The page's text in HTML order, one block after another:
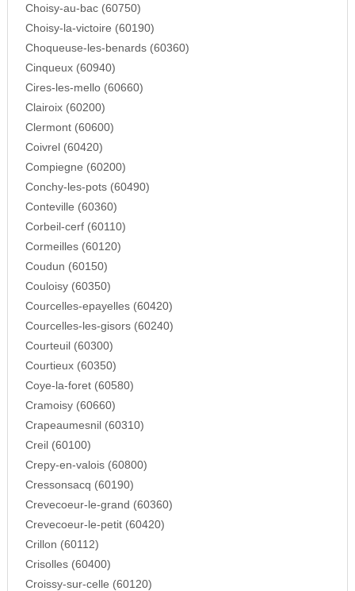
Choisy-au-bac (60750)
Choisy-la-victoire (60190)
Choqueuse-les-benards (60360)
Cinqueux (60940)
Cires-les-mello (60660)
Clairoix (60200)
Clermont (60600)
Coivrel (60420)
Compiegne (60200)
Conchy-les-pots (60490)
Conteville (60360)
Corbeil-cerf (60110)
Cormeilles (60120)
Coudun (60150)
Couloisy (60350)
Courcelles-epayelles (60420)
Courcelles-les-gisors (60240)
Courteuil (60300)
Courtieux (60350)
Coye-la-foret (60580)
Cramoisy (60660)
Crapeaumesnil (60310)
Creil (60100)
Crepy-en-valois (60800)
Cressonsacq (60190)
Crevecoeur-le-grand (60360)
Crevecoeur-le-petit (60420)
Crillon (60112)
Crisolles (60400)
Croissy-sur-celle (60120)